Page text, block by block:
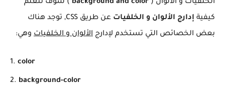
الخلفيات و الألوان ( background and color ) سوف نتعلم
كيفية إدارج الألوان و الخلفيات
عن طريق CSS, توجد هناك
بعض الخصائص التي تستخدم لإدارج الألوان و الخلفيات وهي:
color
background-color